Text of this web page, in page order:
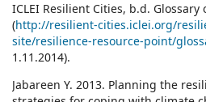
ICLEI Resilient Cities, b.d. Glossary
(http://resilient-cities.iclei.org/
site/resilience-resource-point/
1.11.2014).
Jabareen Y. 2013. Planning the